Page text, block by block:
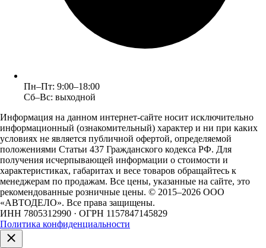
Пн–Пт: 9:00–18:00
Сб–Вс: выходной
Информация на данном интернет-сайте носит исключительно
информационный (ознакомительный) характер и ни при каких
условиях не является публичной офертой, определяемой
положениями Статьи 437 Гражданского кодекса РФ. Для
получения исчерпывающей информации о стоимости и
характеристиках, габаритах и весе товаров обращайтесь к
менеджерам по продажам. Все цены, указанные на сайте, это
рекомендованные розничные цены. © 2015–2026 ООО
«АВТОДЕЛО». Все права защищены.
ИНН 7805312990 · ОГРН 1157847145829
Политика конфиденциальности